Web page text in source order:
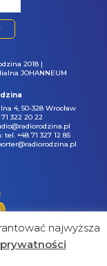
2018 |
JOHANNEUM
4, 50-328 Wrocław
322 20 22
+48 71 327 12 85
najwyższa